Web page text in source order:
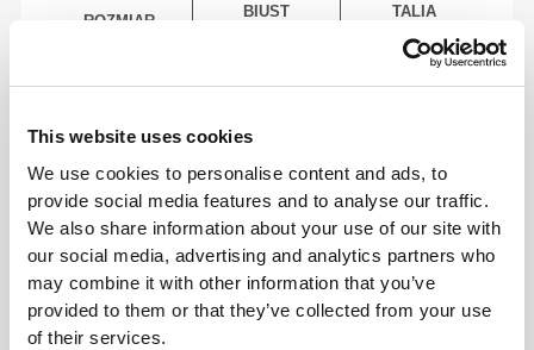
This website uses cookies
We use cookies to personalise content and ads, to
provide social media features and to analyse our traffic.
We also share information about your use of our site with
our social media, advertising and analytics partners who
may combine it with other information that you’ve
provided to them or that they’ve collected from your use
of their services.
ROZMIAR
BIUST
TALIA
XS
32"5/16- 35"7/16
25"
1/4 - 28"3/8
M
90 - 98
35"
7/16 5/8
72 - 80
- 31"
L
38"5/8- 41" 3/4
31" 1/2 - 34"5/8